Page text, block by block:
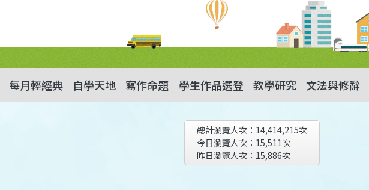
每月輕經典 自學天地 寫作命題 學生作品選登 教學研究 文法與修辭
總計瀏覽人次： 14,414,215次
今日瀏覽人次： 15,511次
昨日瀏覽人次： 15,886次